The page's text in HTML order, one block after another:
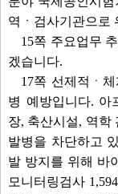
역ㆍ검사기관으로
15쪽 주요업무
겠습니다.
17쪽 선제적ㆍ
병 예방입니다. 아
장, 축산시설, 역학
발병을 차단하고
발 방지를 위해 바
모니터링검사